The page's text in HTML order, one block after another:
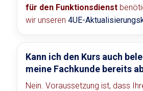
für den Funktionsdienst
wir unseren 4UE-
Kann ich den Kurs auch
meine Fachkunde bereits
Nein. Voraussetzung ist, dass